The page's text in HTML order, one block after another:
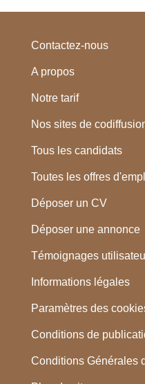
Contactez-nous
A propos
Notre tarif
Nos sites de
Tous les candidats
Toutes les offres
Déposer un CV
Déposer une annonce
Témoignages
Informations légales
Paramètres des
Conditions de
Conditions Générales